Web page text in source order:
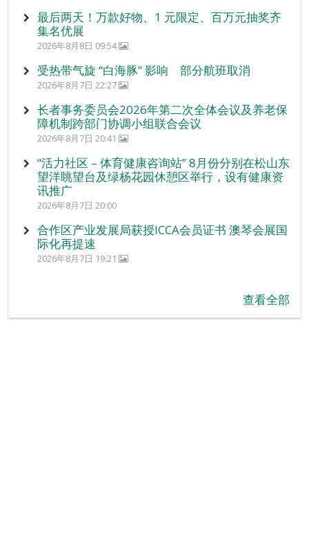
最后两天！万款好物、1 元限定、百万元抽奖齐
集名优展
2026年8月8日 09:54
受热带气旋 “白海豚” 影响 部分航班取消
2026年8月7日 22:27
长者事务委员会2026年第二次全体会议及养老保
障机制跨部门协调小组联合会议
2026年8月7日 20:41
“活力社区 – 体育健康咨询站” 8月份分别在松山东
望洋眺望台及绿杨花园休憩区举行，设有健康资
讯推广
2026年8月7日 20:00
合作区产业发展局获授ICCA会员证书 澳琴会展国
际化再提速
2026年8月7日 19:21
查看全部